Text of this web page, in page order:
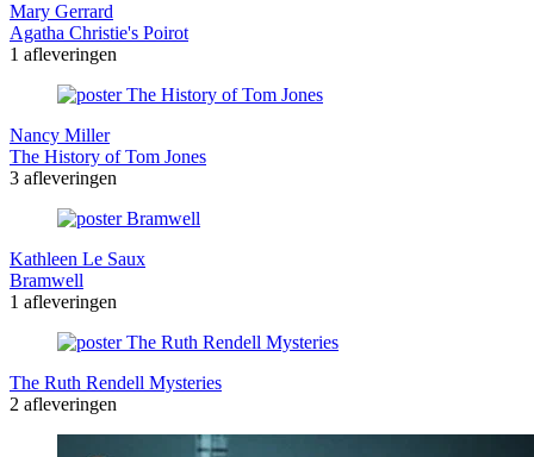
Mary Gerrard
Agatha Christie's Poirot
1 afleveringen
Nancy Miller
The History of Tom Jones
3 afleveringen
Kathleen Le Saux
Bramwell
1 afleveringen
The Ruth Rendell Mysteries
2 afleveringen